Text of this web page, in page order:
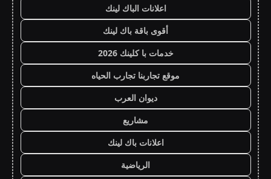
اعلانات الباك لينك
أقوى باقة باك لينك
خدمات با كلينك 2026
موقع تجاربنا تجارب الحياه
ديوان العرب
مشاريع
اعلانات باك لينك
الرياضية